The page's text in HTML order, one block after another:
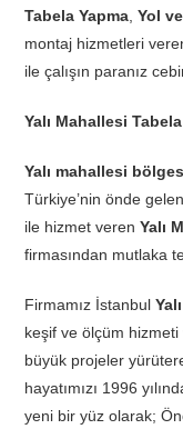
Tabela Yapma ,Yol
montaj hizmetleri
ile çalışın paranız
Yalı Mahallesi Tabela
Yalı mahallesi
Türkiye’nin önde
ile hizmet verenYalı
firmasından mutlaka
Firmamız İstanbul
keşif ve ölçüm
büyük projeler
hayatımızı 1996
yeni bir yüz olarak;